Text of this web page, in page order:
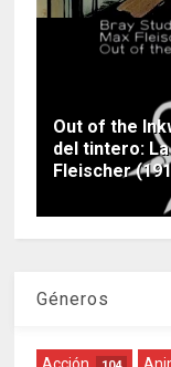
Out of the
del tintero:
Fleischer
Géneros